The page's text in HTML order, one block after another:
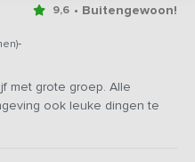
9,6 • Buitengewoon!
-
met grote groep. Alle
ook leuke dingen te